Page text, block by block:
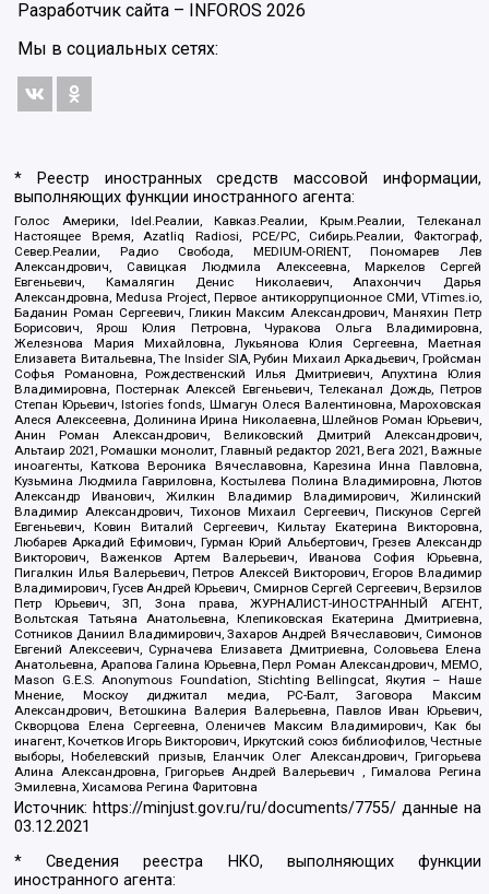
Разработчик сайта – INFOROS 2026
Мы в социальных сетях:
* Реестр иностранных средств массовой информации,
выполняющих функции иностранного агента:
Голос Америки, Idel.Реалии, Кавказ.Реалии, Крым.Реалии, Телеканал
Настоящее Время, Azatliq Radiosi, PCE/PC, Сибирь.Реалии, Фактограф,
Север.Реалии, Радио Свобода, MEDIUM-ORIENT, Пономарев Лев
Александрович, Савицкая Людмила Алексеевна, Маркелов Сергей
Евгеньевич, Камалягин Денис Николаевич, Апахончич Дарья
Александровна, Medusa Project, Первое антикоррупционное СМИ, VTimes.io,
Баданин Роман Сергеевич, Гликин Максим Александрович, Маняхин Петр
Борисович, Ярош Юлия Петровна, Чуракова Ольга Владимировна,
Железнова Мария Михайловна, Лукьянова Юлия Сергеевна, Маетная
Елизавета Витальевна, The Insider SIA, Рубин Михаил Аркадьевич, Гройсман
Софья Романовна, Рождественский Илья Дмитриевич, Апухтина Юлия
Владимировна, Постернак Алексей Евгеньевич, Телеканал Дождь, Петров
Степан Юрьевич, Istories fonds, Шмагун Олеся Валентиновна, Мароховская
Алеся Алексеевна, Долинина Ирина Николаевна, Шлейнов Роман Юрьевич,
Анин Роман Александрович, Великовский Дмитрий Александрович,
Альтаир 2021, Ромашки монолит, Главный редактор 2021, Вега 2021, Важные
иноагенты, Каткова Вероника Вячеславовна, Карезина Инна Павловна,
Кузьмина Людмила Гавриловна, Костылева Полина Владимировна, Лютов
Александр Иванович, Жилкин Владимир Владимирович, Жилинский
Владимир Александрович, Тихонов Михаил Сергеевич, Пискунов Сергей
Евгеньевич, Ковин Виталий Сергеевич, Кильтау Екатерина Викторовна,
Любарев Аркадий Ефимович, Гурман Юрий Альбертович, Грезев Александр
Викторович, Важенков Артем Валерьевич, Иванова София Юрьевна,
Пигалкин Илья Валерьевич, Петров Алексей Викторович, Егоров Владимир
Владимирович, Гусев Андрей Юрьевич, Смирнов Сергей Сергеевич, Верзилов
Петр Юрьевич, ЗП, Зона права, ЖУРНАЛИСТ-ИНОСТРАННЫЙ АГЕНТ,
Вольтская Татьяна Анатольевна, Клепиковская Екатерина Дмитриевна,
Сотников Даниил Владимирович, Захаров Андрей Вячеславович, Симонов
Евгений Алексеевич, Сурначева Елизавета Дмитриевна, Соловьева Елена
Анатольевна, Арапова Галина Юрьевна, Перл Роман Александрович, МЕМО,
Mason G.E.S. Anonymous Foundation, Stichting Bellingcat, Якутия – Наше
Мнение, Москоу диджитал медиа, РС-Балт, Заговора Максим
Александрович, Ветошкина Валерия Валерьевна, Павлов Иван Юрьевич,
Скворцова Елена Сергеевна, Оленичев Максим Владимирович, Как бы
инагент, Кочетков Игорь Викторович, Иркутский союз библиофилов, Честные
выборы, Нобелевский призыв, Еланчик Олег Александрович, Григорьева
Алина Александровна, Григорьев Андрей Валерьевич , Гималова Регина
Эмилевна, Хисамова Регина Фаритовна
Источник: https://minjust.gov.ru/ru/documents/7755/ данные на
03.12.2021
* Сведения реестра НКО, выполняющих функции
иностранного агента: